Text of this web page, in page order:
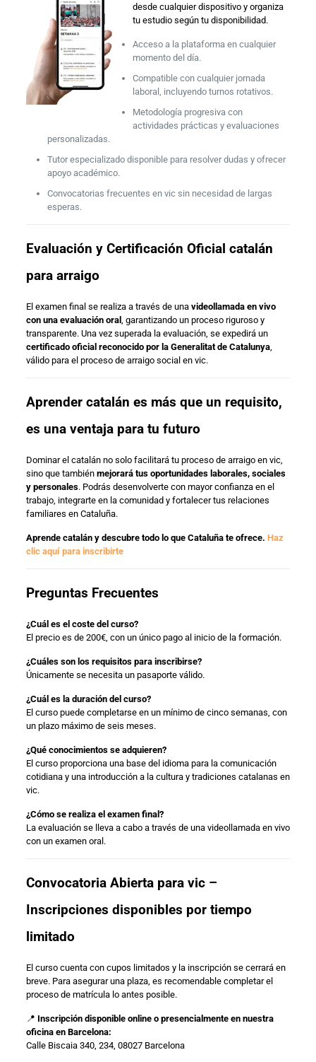
desde cualquier dispositivo y organiza
tu estudio según tu disponibilidad.
Acceso a la plataforma en cualquier
momento del día.
Compatible con cualquier jornada
laboral, incluyendo turnos rotativos.
Metodología progresiva con
actividades prácticas y evaluaciones
personalizadas.
Tutor especializado disponible para resolver dudas y ofrecer
apoyo académico.
Convocatorias frecuentes en vic sin necesidad de largas
esperas.
Evaluación y Certificación Oficial catalán
para arraigo
El examen final se realiza a través de una videollamada en vivo
con una evaluación oral, garantizando un proceso riguroso y
transparente. Una vez superada la evaluación, se expedirá un
certificado oficial reconocido por la Generalitat de Catalunya,
válido para el proceso de arraigo social en vic.
Aprender catalán es más que un requisito,
es una ventaja para tu futuro
Dominar el catalán no solo facilitará tu proceso de arraigo en vic,
sino que también mejorará tus oportunidades laborales, sociales
y personales. Podrás desenvolverte con mayor confianza en el
trabajo, integrarte en la comunidad y fortalecer tus relaciones
familiares en Cataluña.
Aprende catalán y descubre todo lo que Cataluña te ofrece. Haz
clic aquí para inscribirte
Preguntas Frecuentes
¿Cuál es el coste del curso?
El precio es de 200€, con un único pago al inicio de la formación.
¿Cuáles son los requisitos para inscribirse?
Únicamente se necesita un pasaporte válido.
¿Cuál es la duración del curso?
El curso puede completarse en un mínimo de cinco semanas, con
un plazo máximo de seis meses.
¿Qué conocimientos se adquieren?
El curso proporciona una base del idioma para la comunicación
cotidiana y una introducción a la cultura y tradiciones catalanas en
vic.
¿Cómo se realiza el examen final?
La evaluación se lleva a cabo a través de una videollamada en vivo
con un examen oral.
Convocatoria Abierta para vic –
Inscripciones disponibles por tiempo
limitado
El curso cuenta con cupos limitados y la inscripción se cerrará en
breve. Para asegurar una plaza, es recomendable completar el
proceso de matrícula lo antes posible.
📍 Inscripción disponible online o presencialmente en nuestra
oficina en Barcelona:
Calle Biscaia 340, 234, 08027 Barcelona